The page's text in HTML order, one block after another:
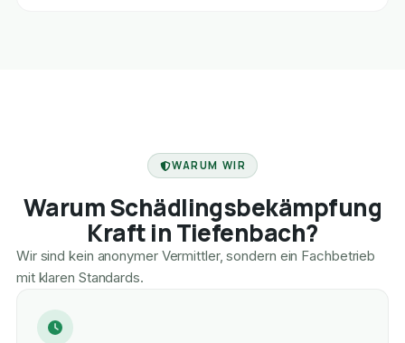
WARUM WIR
Warum Schädlingsbekämpfung
Kraft in Tiefenbach?
Wir sind kein anonymer Vermittler, sondern ein Fachbetrieb
mit klaren Standards.